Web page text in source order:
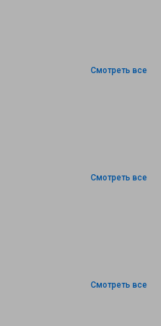
Смотреть все
Смотреть все
Смотреть все